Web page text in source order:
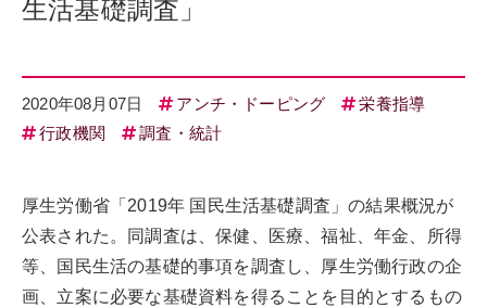
生活基礎調査」
2020年08月07日 アンチ・ドーピング
栄養指導
行政機関
調査・統計
厚生労働省「2019年 国民生活基礎調査」の結果概況が
公表された。同調査は、保健、医療、福祉、年金、所得
等、国民生活の基礎的事項を調査し、厚生労働行政の企
画、立案に必要な基礎資料を得ることを目的とするもの